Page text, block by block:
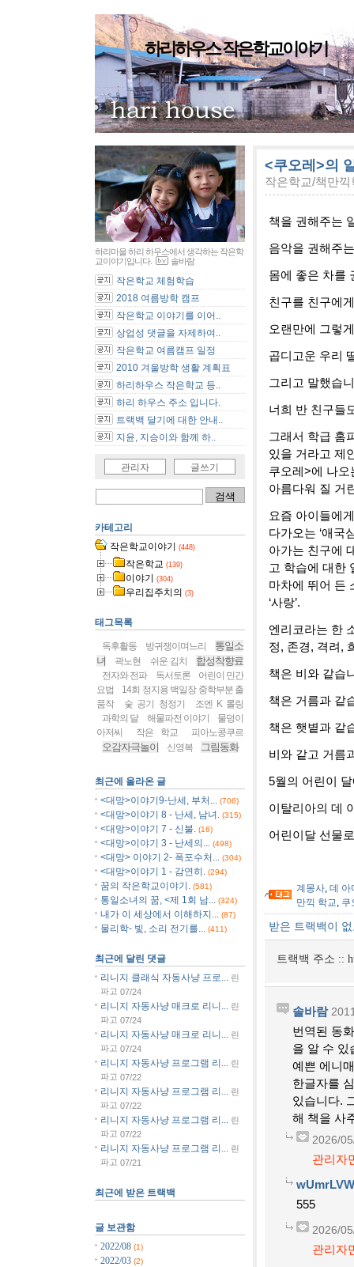
하리하우스 작은학교이야기
<쿠오레>의
작은학교/책만끽
책을 권해주는
음악을 권해주
몸에 좋은 차를
친구를 친구에
오랜만에 그렇
곱디고운 우리
그리고 말했습
너희 반 친구들
그래서 학급 홈
있을 거라고 제
쿠오레>에 나
아름다워 질 거
요즘 아이들에
다가오는 ‘애국
아가는 친구에
고 학습에 대한
마차에 뛰어 든
‘사랑’.
엔리코라는 한
정, 존경, 격려,
책은 비와 같습
책은 거름과 같
책은 햇볕과 같
비와 같고 거름
5월의 어린이
이탈리아의 데
어린이달 선물
계몽사, 데 아
만끽 학교, 쿠
받은 트랙백이
트랙백 주소 ::
솔바람
번역된 동
을 알 수 있
예쁜 에니
한글자를
있습니다.
해 책을 사
2026/
관리자
555
2026/
관리자
하리마을 하리 하우스에서 생각하는 작은학
교이야기입니다.
솔바람
작은학교 체험학습
2018 여름방학 캠프
작은학교 이야기를 이어..
상업성 댓글을 자제하여..
작은학교 여름캠프 일정
2010 겨울방학 생활 계획표
하리하우스 작은학교 등..
하리 하우스 주소 입니다.
트랙백 달기에 대한 안내..
지윤, 지승이와 함께 하..
관리자 글쓰기
카테고리
작은학교이야기 (448)
작은학교 (139)
이야기 (304)
우리집주치의 (3)
태그목록
독후활동 방귀쟁이며느리
통일소
녀
곽노현 쉬운 김치 합성착향료
전자와 전파 독서토론
어린이 민간
요법
14회 정지용 백일장 중학부분 출
품작
숯 공기 청정기
조엔 K 롤링
과학의 달
해물파전 이야기
물덩이
아저씨
작은 학교 피아노콩쿠르
오감자극놀이 신영복 그림동화
최근에 올라온 글
<대망>이야기9-난세, 부처...
(706)
<대망>이야기 8 - 난세, 남녀. (315)
<대망>이야기 7 - 신불. (16)
<대망>이야기 3 - 난세의... (498)
<대망> 이야기 2- 폭포수처... (304)
<대망>이야기 1 - 감연히. (294)
꿈의 작은학교이야기. (581)
통일소녀의 꿈, <제 1회 남... (324)
내가 이 세상에서 이해하지... (87)
물리학- 빛, 소리 전기를... (411)
최근에 달린 댓글
리니지 클래식 자동사냥 프로...
린
파고 07/24
리니지 자동사냥 매크로 리니... 린
파고 07/24
리니지 자동사냥 매크로 리니... 린
파고 07/24
리니지 자동사냥 프로그램 리... 린
파고 07/22
리니지 자동사냥 프로그램 리... 린
파고 07/22
리니지 자동사냥 프로그램 리... 린
파고 07/22
리니지 자동사냥 프로그램 리... 린
파고 07/21
최근에 받은 트랙백
글 보관함
2022/08 (1)
2022/03 (2)